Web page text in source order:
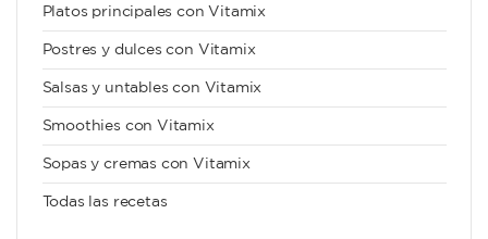
Platos principales con Vitamix
Postres y dulces con Vitamix
Salsas y untables con Vitamix
Smoothies con Vitamix
Sopas y cremas con Vitamix
Todas las recetas